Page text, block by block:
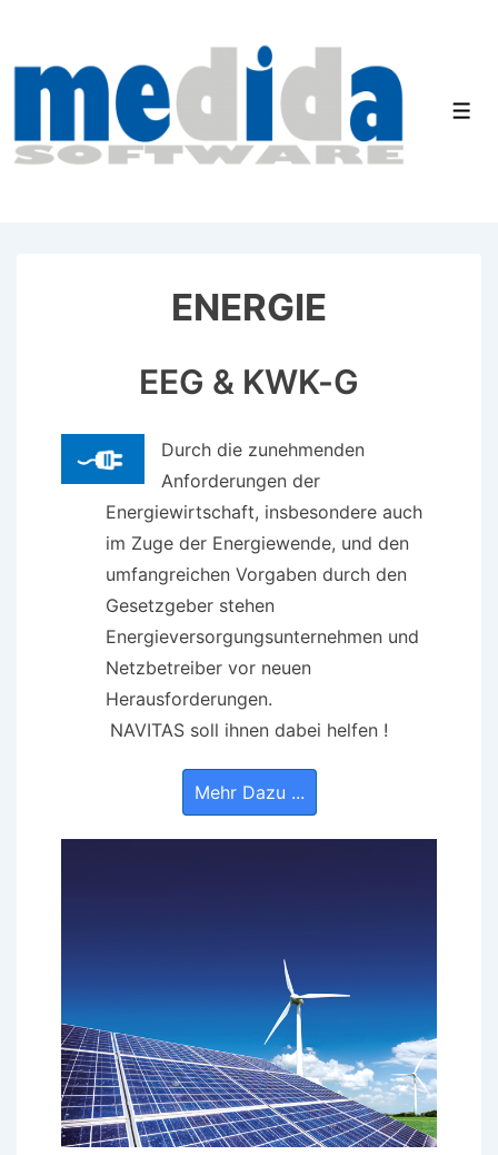
Inhalt
ENERGIE
EEG & KWK-G
Durch die zunehmenden
Anforderungen der
Energiewirtschaft, insbesondere auch
im Zuge der Energiewende, und den
umfangreichen Vorgaben durch den
Gesetzgeber stehen
Energieversorgungsunternehmen und
Netzbetreiber vor neuen
Herausforderungen.
NAVITAS soll ihnen dabei helfen !
Mehr Dazu ...